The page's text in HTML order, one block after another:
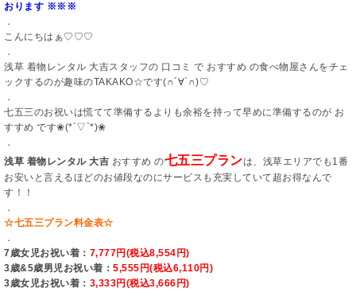
おります ※※※
．
こんにちはぁ♡♡♡
．
浅草 着物レンタル 大吉スタッフの 口コミ で おすすめ の食べ物屋さんをチェ
ックするのが趣味のTAKAKO☆です(∩´∀`∩)♡
．
七五三のお祝いは慌てて準備するよりも余裕を持って早めに準備するのが お
すすめ です❀(*´▽`*)❀
．
浅草 着物レンタル 大吉 おすすめ の七五三プランは、浅草エリアでも1番
お安いと言えるほどのお値段なのにサービスも充実していて超お得なんで
す！！
．
☆七五三プラン料金表☆
．
7歳女児お祝い着： 7,777円(税込8,554円)
3歳&5歳男児お祝い着： 5,555円(税込6,110円)
3歳女児お祝い着： 3,333円(税込3,666円)